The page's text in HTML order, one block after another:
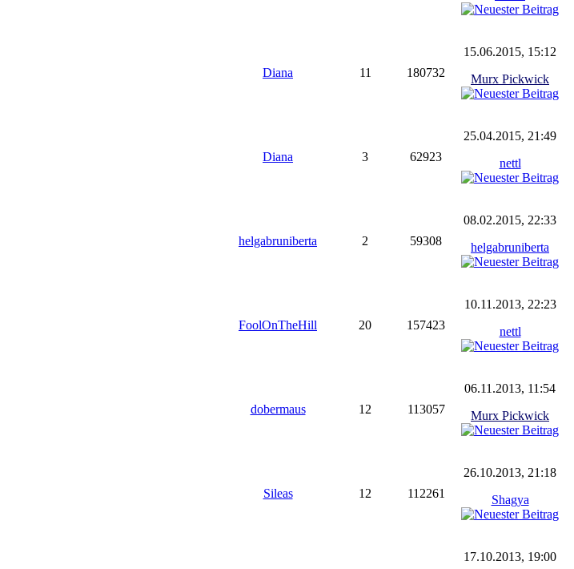
Diana 11 180732
15.06.2015, 15:12
Murx Pickwick
Diana 3 62923
25.04.2015, 21:49
nettl
helgabruniberta 2 59308
08.02.2015, 22:33
helgabruniberta
FoolOnTheHill 20 157423
10.11.2013, 22:23
nettl
dobermaus 12 113057
06.11.2013, 11:54
Murx Pickwick
Sileas 12 112261
26.10.2013, 21:18
Shagya
17.10.2013, 19:00